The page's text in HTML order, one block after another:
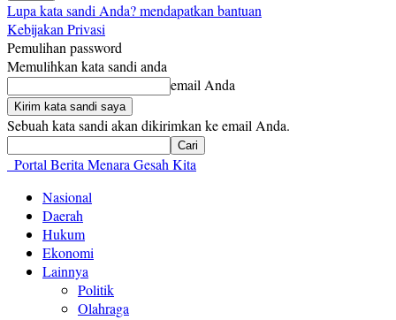
Lupa kata sandi Anda? mendapatkan bantuan
Kebijakan Privasi
Pemulihan password
Memulihkan kata sandi anda
email Anda
Sebuah kata sandi akan dikirimkan ke email Anda.
Portal Berita Menara Gesah Kita
Nasional
Daerah
Hukum
Ekonomi
Lainnya
Politik
Olahraga